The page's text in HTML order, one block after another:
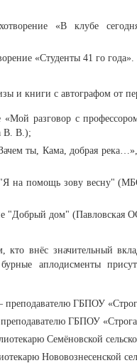
«В клубе
«Студенты 41 го года».
и книги с автографом от
«Мой разговор с
В. В.);
ты, Кама, добрая
"Я на помощь зову
"Добрый дом"
кто внёс значительный
аплодисменты
ГБПОУ
ГБПОУ
Семёновской
Нововознесенской